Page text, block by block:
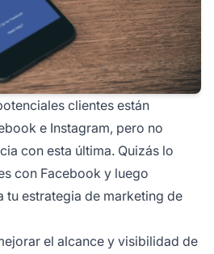
clientes están
e Instagram, pero no
con esta última. Quizás lo
con Facebook y luego
tu estrategia de marketing de
el alcance y visibilidad de